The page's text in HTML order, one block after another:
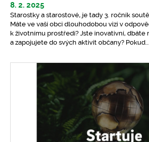
8. 2. 2025
Starostky a starostové, je tady 3. ročník
Máte ve vaší obci dlouhodobou vizi v
k životnímu prostředí? Jste inovativní, dbáte
a zapojujete do svých aktivit občany? Pokud...